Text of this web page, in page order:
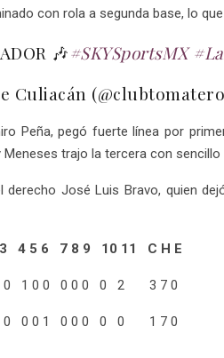
con rola a segunda base, lo
🎶#SKYSportsMX
Culiacán
Peña, pegó fuerte línea por
Meneses trajo la tercera con sencillo
derecho José Luis Bravo, quien
5 6 7 8 9 10 11 C H E
0 0 0 0 0 0 2 3 7 0
0 1 0 0 0 0 0 1 7 0